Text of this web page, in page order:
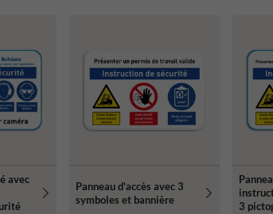
avec
Panneau d'accès avec 3
symboles et bannière
3